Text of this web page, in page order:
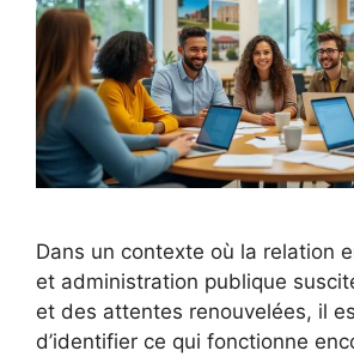
Dans un contexte où la relation
et administration publique
et des attentes renouvelées, il
d’identifier ce qui fonctionne